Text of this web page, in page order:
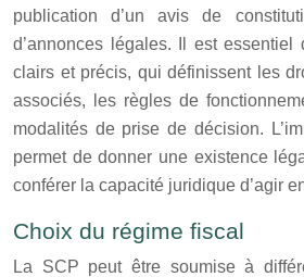
publication d’un avis de
d’annonces légales. Il est essentiel
clairs et précis, qui définissent les
associés, les règles de
modalités de prise de décision.
permet de donner une existence
conférer la capacité juridique d’agir
Choix du régime fiscal
La SCP peut être soumise à